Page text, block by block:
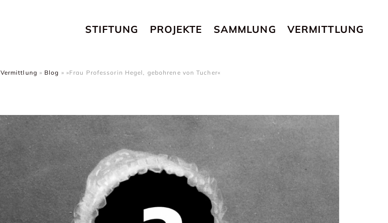
STIFTUNG PROJEKTE SAMMLUNG VERMITTLUNG
Vermittlung » Blog » »Frau Professorin Hegel, gebohrene von Tucher«